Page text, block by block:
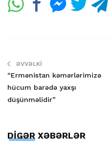
ƏVVƏLKI
“Ermənistan kəmərlərimizə
hücum barədə yaxşı
düşünməlidir”
DİGƏR XƏBƏRLƏR